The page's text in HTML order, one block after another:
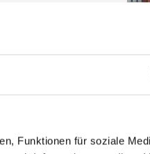
Funktionen für soziale
(dr) erlaubt
wie
des
©